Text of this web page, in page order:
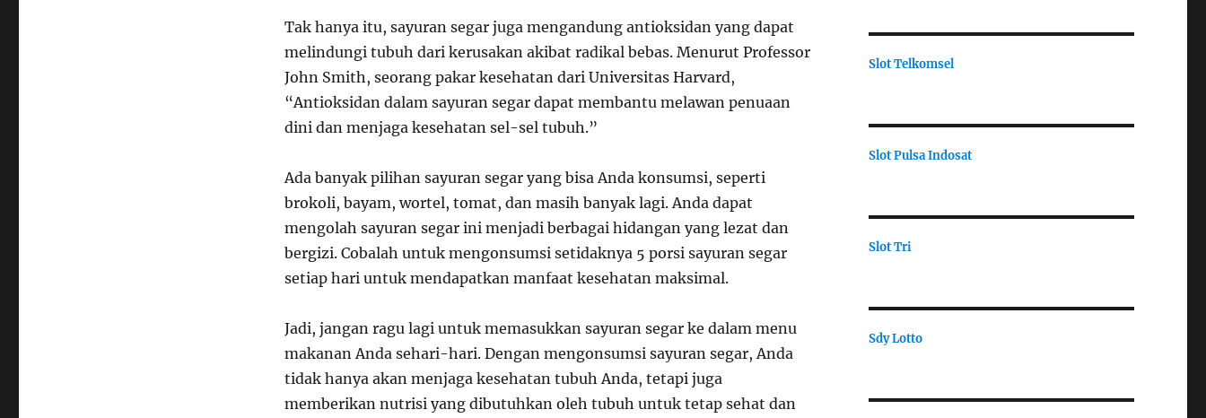
Tak hanya itu, sayuran segar juga mengandung antioksidan yang dapat
melindungi tubuh dari kerusakan akibat radikal bebas. Menurut Professor
John Smith, seorang pakar kesehatan dari Universitas Harvard,
“Antioksidan dalam sayuran segar dapat membantu melawan penuaan
dini dan menjaga kesehatan sel-sel tubuh.”
Ada banyak pilihan sayuran segar yang bisa Anda konsumsi, seperti
brokoli, bayam, wortel, tomat, dan masih banyak lagi. Anda dapat
mengolah sayuran segar ini menjadi berbagai hidangan yang lezat dan
bergizi. Cobalah untuk mengonsumsi setidaknya 5 porsi sayuran segar
setiap hari untuk mendapatkan manfaat kesehatan maksimal.
Jadi, jangan ragu lagi untuk memasukkan sayuran segar ke dalam menu
makanan Anda sehari-hari. Dengan mengonsumsi sayuran segar, Anda
tidak hanya akan menjaga kesehatan tubuh Anda, tetapi juga
memberikan nutrisi yang dibutuhkan oleh tubuh untuk tetap sehat dan
Slot Telkomsel
Slot Pulsa Indosat
Slot Tri
Sdy Lotto